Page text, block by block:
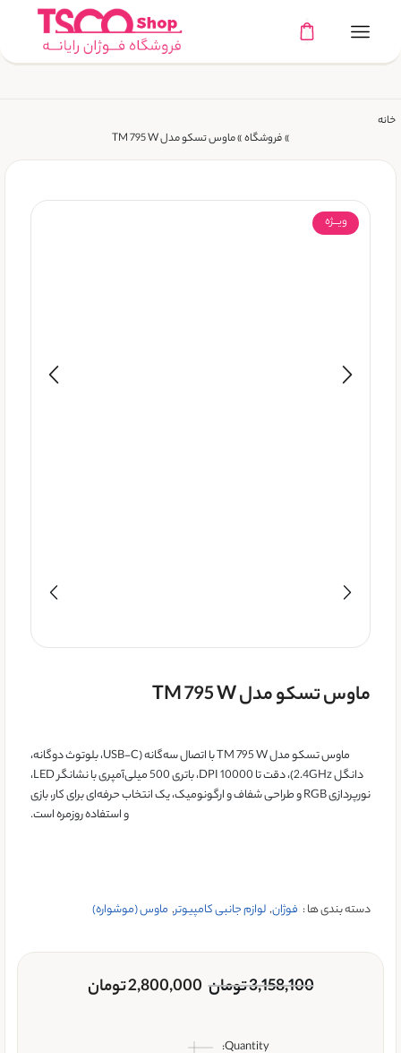
خانه
»فروشگاه»ماوس تسکو مدل TM 795 W
ویـــژه
ماوس تسکو مدل TM 795 W
ماوس تسکو مدل TM 795 W با اتصال سه‌گانه (USB-C، بلوتوث دوگانه،
دانگل 2.4GHz)، دقت تا 10000 DPI، باتری 500 میلی‌آمپری با نشانگر LED،
نورپردازی RGB و طراحی شفاف و ارگونومیک، یک انتخاب حرفه‌ای برای کار، بازی
و استفاده روزمره است.
دسته بندی ها : فوژان,لوازم جانبی کامپیوتر, ماوس (موشواره)
3,158,100تومان 2,800,000تومان